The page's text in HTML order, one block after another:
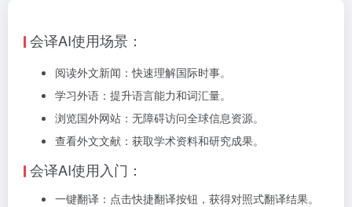
会译AI使用场景：
阅读外文新闻：快速理解国际时事。
学习外语：提升语言能力和词汇量。
浏览国外网站：无障碍访问全球信息资源。
查看外文文献：获取学术资料和研究成果。
会译AI使用入门：
一键翻译：点击快捷翻译按钮，获得对照式翻译结果。